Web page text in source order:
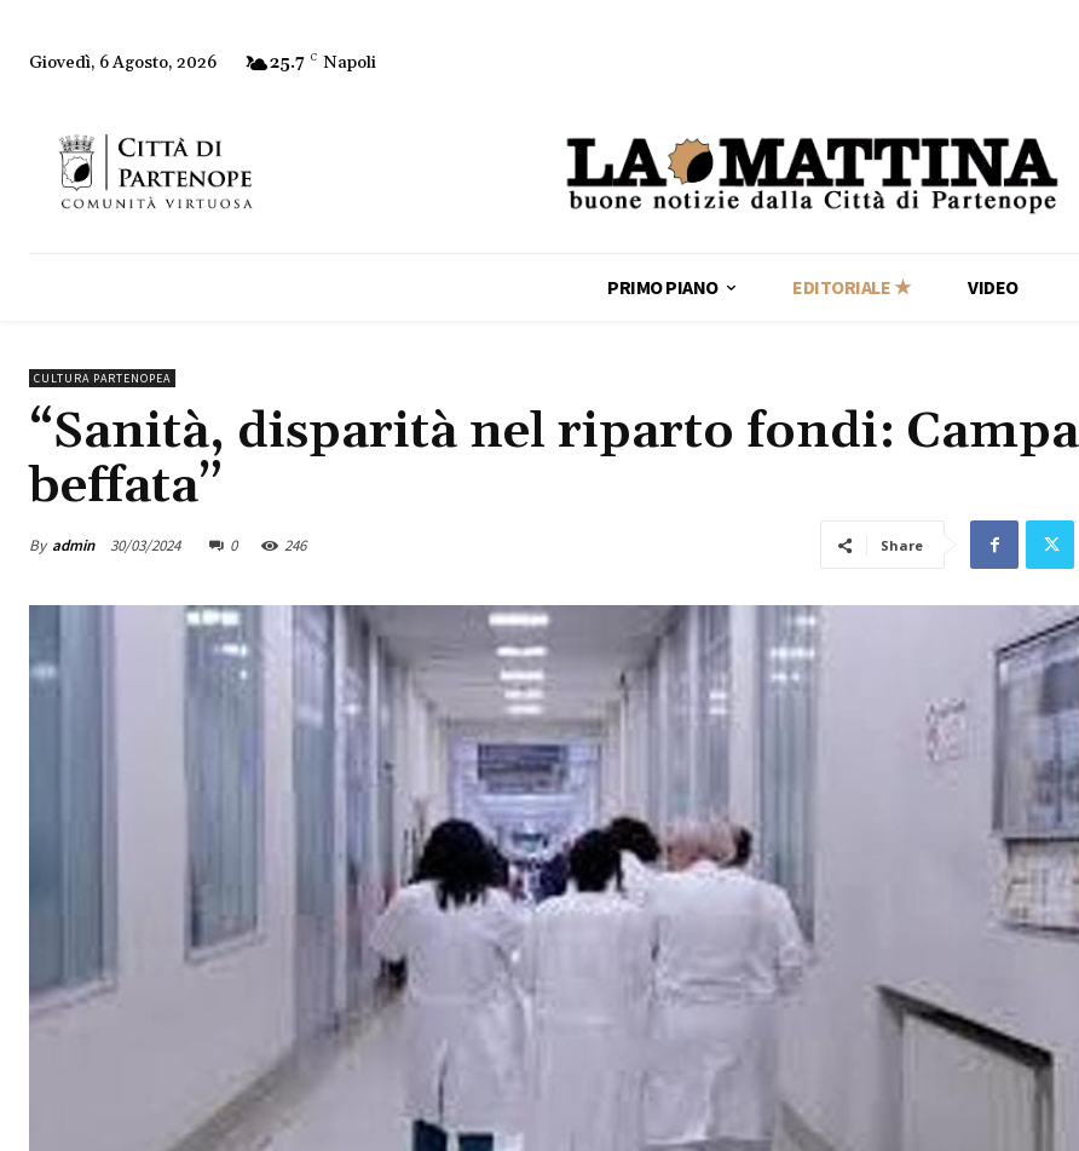
Giovedì, 6 Agosto, 2026 25.7 C Napoli
PRIMO PIANO EDITORIALE ★ VIDEO
CULTURA PARTENOPEA
“Sanità, disparità nel riparto fondi:
beffata”
By admin 30/03/2024 0 246 Share